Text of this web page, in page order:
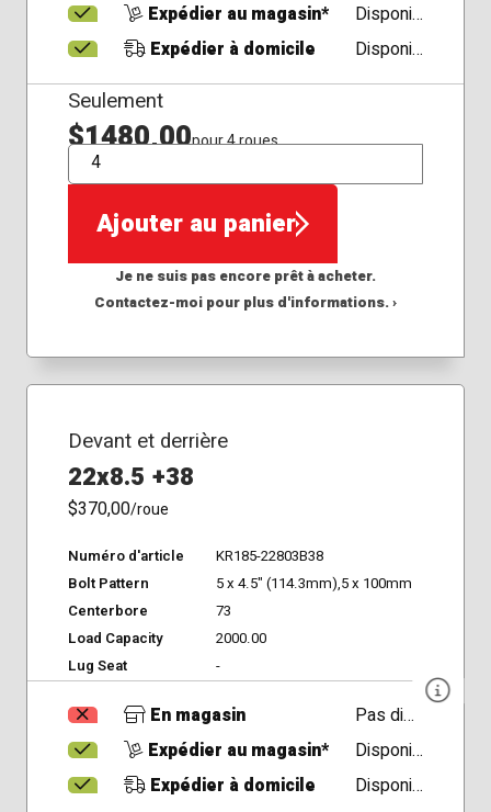
Expédier au magasin*
Disponible
Expédier à domicile
Disponible
Seulement
$1480,00pour 4 roues
QTÉ
Ajouter au panier
Je ne suis pas encore prêt à acheter.
Contactez-moi pour plus d'informations. ›
Devant et derrière
22x8.5 +38
$370,00/roue
Numéro d'article
KR185-22803B38
Bolt Pattern
5 x 4.5" (114.3mm),5 x 100mm
Centerbore
73
Load Capacity
2000.00
Lug Seat
-
En magasin
Pas disponible
Expédier au magasin*
Disponible
Expédier à domicile
Disponible